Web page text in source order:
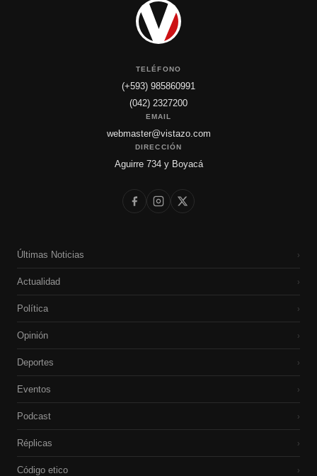
TELÉFONO
(+593) 985860991
(042) 2327200
EMAIL
webmaster@vistazo.com
DIRECCIÓN
Aguirre 734 y Boyacá
Últimas Noticias ›
Actualidad ›
Política ›
Opinión ›
Deportes ›
Eventos ›
Podcast ›
Réplicas ›
Código etico ›